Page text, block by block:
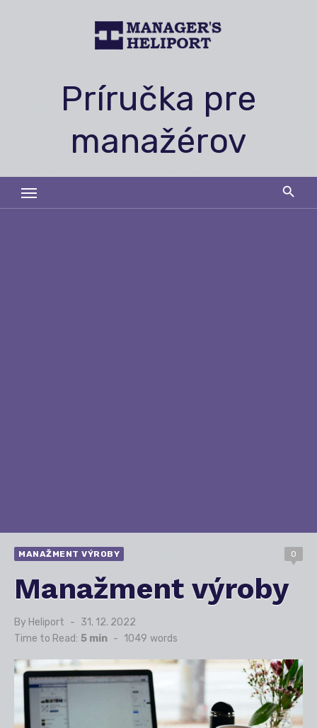
Príručka pre
manažérov
MANAŽMENT VÝROBY 0
Manažment výroby
By Heliport
Posted
on
31. 12. 2022
Time to Read: 5 min - 1049 words